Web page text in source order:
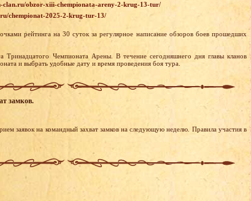
clan.ru/obzor-xiii-chempionata-areny-2-krug-13-tur/
chempionat-2025-2-krug-tur-13/
рейтинга на 30 суток за регулярное написание обзоров боев прошедших
Тринадцатого Чемпионата Арены. В течение сегодняшнего дня главы кланов
и выбрать удобные дату и время проведения боя тура.
замков.
заявок на командный захват замков на следующую неделю. Правила участия в